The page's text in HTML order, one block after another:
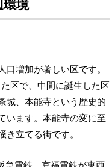
環境
増加が著しい区です。
区で、中間に誕生した区
城、本能寺という歴史的
います。本能寺の変に至
立てる街です。
急電鉄、京福電鉄が東西